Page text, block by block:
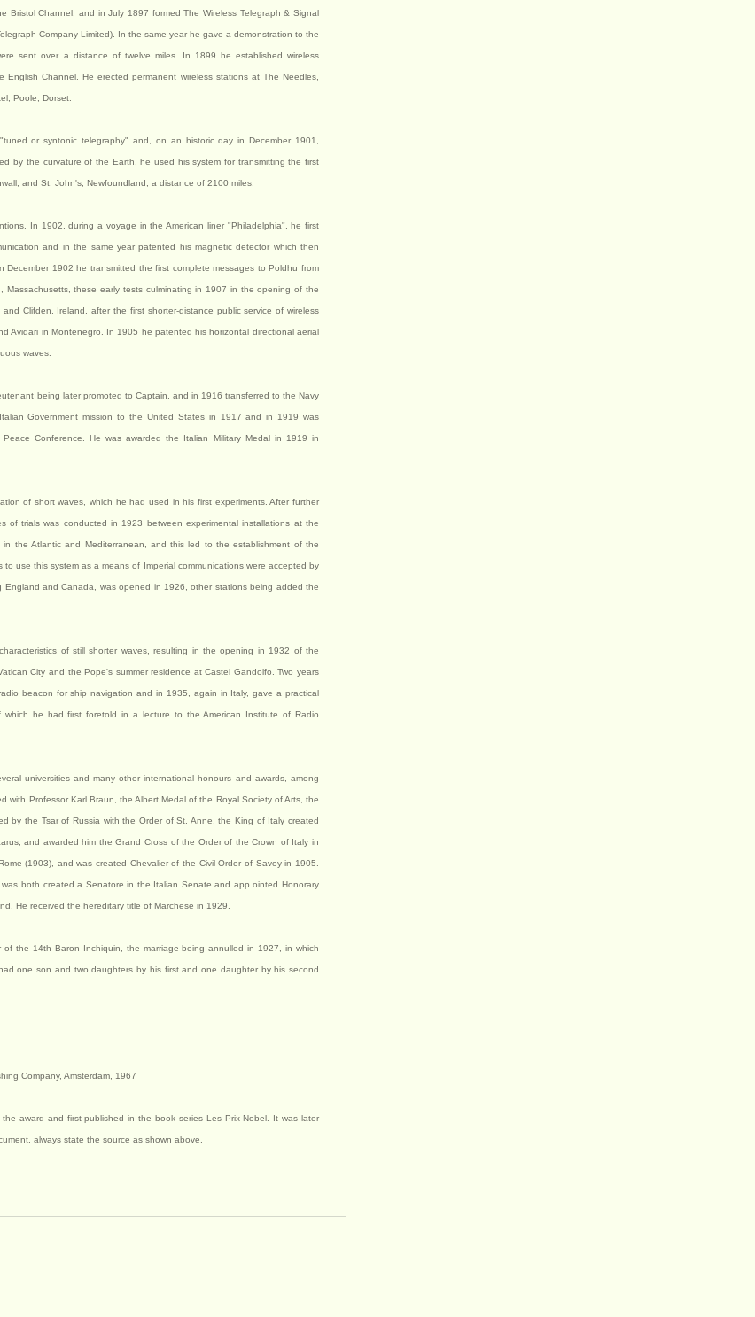
Bristol Channel, and in July 1897 formed The Wireless Telegraph & Signal
Company Limited). In the same year he gave a demonstration to the
sent over a distance of twelve miles. In 1899 he established wireless
Channel. He erected permanent wireless stations at The Needles,
Poole, Dorset.
or syntonic telegraphy" and, on an historic day in December 1901,
by the curvature of the Earth, he used his system for transmitting the first
and St. John's, Newfoundland, a distance of 2100 miles.
In 1902, during a voyage in the American liner "Philadelphia", he first
and in the same year patented his magnetic detector which then
December 1902 he transmitted the first complete messages to Poldhu from
these early tests culminating in 1907 in the opening of the
Clifden, Ireland, after the first shorter-distance public service of wireless
Avidari in Montenegro. In 1905 he patented his horizontal directional aerial
waves.
being later promoted to Captain, and in 1916 transferred to the Navy
Government mission to the United States in 1917 and in 1919 was
Conference. He was awarded the Italian Military Medal in 1919 in
of short waves, which he had used in his first experiments. After further
of trials was conducted in 1923 between experimental installations at the
the Atlantic and Mediterranean, and this led to the establishment of the
use this system as a means of Imperial communications were accepted by
and Canada, was opened in 1926, other stations being added the
of still shorter waves, resulting in the opening in 1932 of the
City and the Pope's summer residence at Castel Gandolfo. Two years
beacon for ship navigation and in 1935, again in Italy, gave a practical
he had first foretold in a lecture to the American Institute of Radio
universities and many other international honours and awards, among
with Professor Karl Braun, the Albert Medal of the Royal Society of Arts, the
by the Tsar of Russia with the Order of St. Anne, the King of Italy created
and awarded him the Grand Cross of the Order of the Crown of Italy in
(1903), and was created Chevalier of the Civil Order of Savoy in 1905.
both created a Senatore in the Italian Senate and app ointed Honorary
He received the hereditary title of Marchese in 1929.
the 14th Baron Inchiquin, the marriage being annulled in 1927, in which
one son and two daughters by his first and one daughter by his second
Company, Amsterdam, 1967
award and first published in the book series Les Prix Nobel. It was later
always state the source as shown above.